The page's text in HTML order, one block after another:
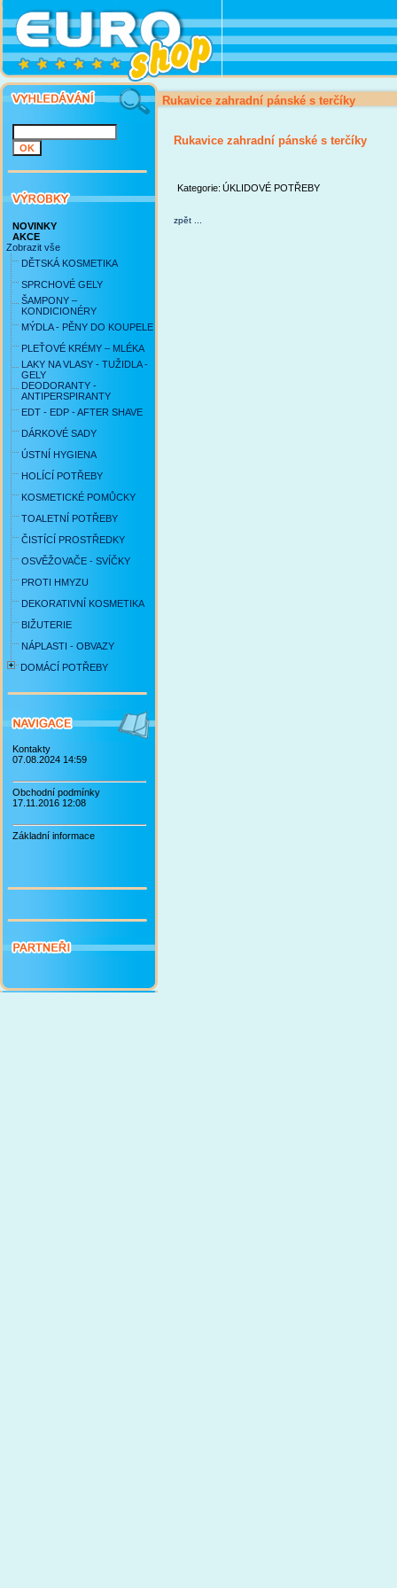
NOVINKY
AKCE
Zobrazit vše
DĚTSKÁ KOSMETIKA
SPRCHOVÉ GELY
ŠAMPONY –
KONDICIONÉRY
MÝDLA - PĚNY DO KOUPELE
PLEŤOVÉ KRÉMY – MLÉKA
LAKY NA VLASY - TUŽIDLA -
GELY
DEODORANTY -
ANTIPERSPIRANTY
EDT - EDP - AFTER SHAVE
DÁRKOVÉ SADY
ÚSTNÍ HYGIENA
HOLÍCÍ POTŘEBY
KOSMETICKÉ POMŮCKY
TOALETNÍ POTŘEBY
ČISTÍCÍ PROSTŘEDKY
OSVĚŽOVAČE - SVÍČKY
PROTI HMYZU
DEKORATIVNÍ KOSMETIKA
BIŽUTERIE
NÁPLASTI - OBVAZY
DOMÁCÍ POTŘEBY
Kontakty
07.08.2024 14:59
Obchodní podmínky
17.11.2016 12:08
Základní informace
Rukavice zahradní pánské s terčíky
Rukavice zahradní pánské s terčíky
Kategorie: ÚKLIDOVÉ POTŘEBY
zpět ...